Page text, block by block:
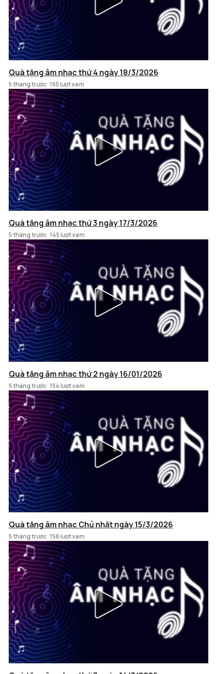
Quà tặng âm nhạc thứ 4 ngày 18/3/2026
5 tháng trước 155 lượt xem
Quà tặng âm nhạc thứ 3 ngày 17/3/2026
5 tháng trước 145 lượt xem
Quà tặng âm nhạc thứ 2 ngày 16/01/2026
5 tháng trước 154 lượt xem
Quà tặng âm nhạc Chủ nhật ngày 15/3/2026
5 tháng trước 156 lượt xem